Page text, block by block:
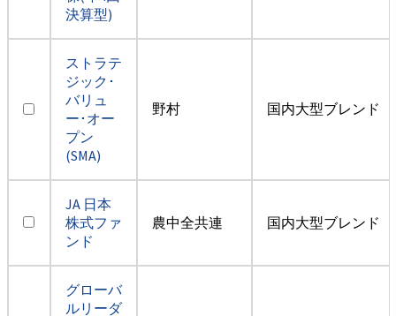
決算型)
ストラテ
ジック･
バリュ
ー･オー
プン
(SMA)
野村 国内大型ブレンド
JA 日本
株式ファ
ンド
農中全共連 国内大型ブレンド
グローバ
ルリーダ